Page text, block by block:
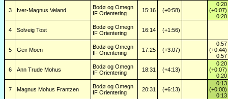
3 Iver-Magnus Veland
Bodø og Omegn
IF Orientering
15:16 (+0:58)
0:20
(+0:07)
0:20
4 Solveig Tost
Bodø og Omegn
IF Orientering
16:14 (+1:56)
5 Geir Moen
Bodø og Omegn
IF Orientering
17:25 (+3:07)
0:57
(+0:44)
0:57
6 Ann Trude Mohus
Bodø og Omegn
IF Orientering
18:31 (+4:13)
0:20
(+0:07)
0:20
7 Magnus Mohus Frantzen
Bodø og Omegn
IF Orientering
20:31 (+6:13)
0:13
(+0:00)
0:13